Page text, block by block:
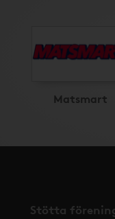
Matsmart
Stötta